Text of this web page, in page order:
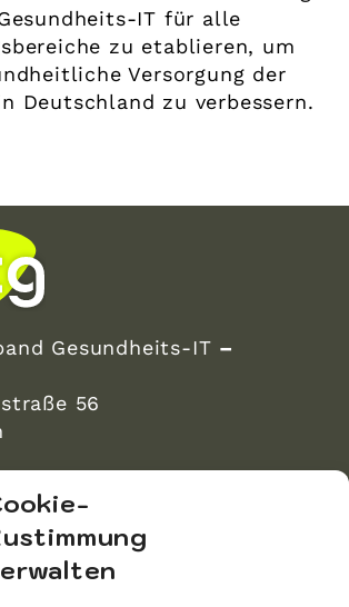
IT für alle
zu etablieren, um
Versorgung der
Deutschland zu verbessern.
Gesundheits-IT –
56
56